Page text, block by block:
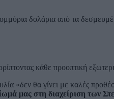
δολάρια από τα
κάθε προοπτική
«δεν θα γίνει με καλές
μας στη διαχείριση των